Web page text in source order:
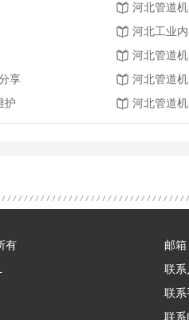
河北管道
河北工业
河北管道
享
河北管道
护
河北管道
有
邮
联系
联系
联